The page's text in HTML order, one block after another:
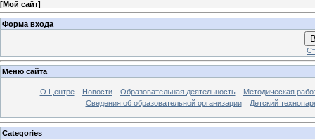
[Мой сайт]
Форма входа
Меню сайта
О Центре Новости Образовательная деятельность
Методическая
Сведения об образовательной организации
Детский
Categories